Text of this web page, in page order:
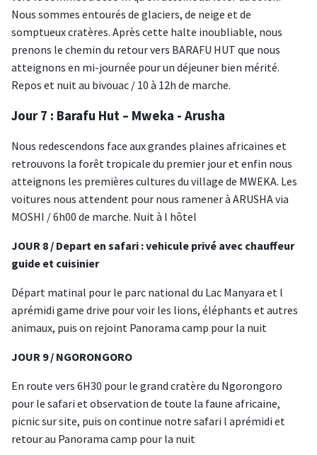
Nous sommes entourés de glaciers, de neige et de
somptueux cratères. Après cette halte inoubliable, nous
prenons le chemin du retour vers BARAFU HUT que nous
atteignons en mi-journée pour un déjeuner bien mérité.
Repos et nuit au bivouac / 10 à 12h de marche.
Jour 7 : Barafu Hut – Mweka - Arusha
Nous redescendons face aux grandes plaines africaines et
retrouvons la forêt tropicale du premier jour et enfin nous
atteignons les premières cultures du village de MWEKA. Les
voitures nous attendent pour nous ramener à ARUSHA via
MOSHI / 6h00 de marche. Nuit à l hôtel
JOUR 8 / Depart en safari : vehicule privé avec chauffeur
guide et cuisinier
Départ matinal pour le parc national du Lac Manyara et l
aprémidi game drive pour voir les lions, éléphants et autres
animaux, puis on rejoint Panorama camp pour la nuit
JOUR 9 / NGORONGORO
En route vers 6H30 pour le grand cratère du Ngorongoro
pour le safari et observation de toute la faune africaine,
picnic sur site, puis on continue notre safari l aprémidi et
retour au Panorama camp pour la nuit